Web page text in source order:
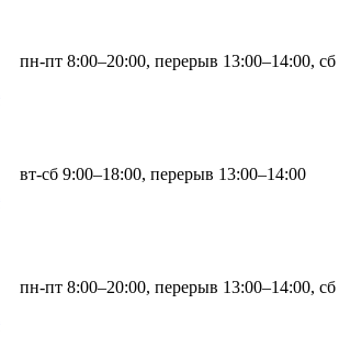
пн-пт 8:00–20:00, перерыв 13:00–14:00,
вт-сб 9:00–18:00, перерыв 13:00–14:00
пн-пт 8:00–20:00, перерыв 13:00–14:00,